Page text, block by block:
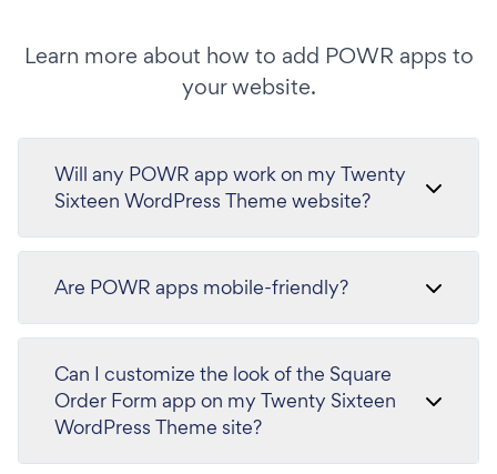
Learn more about how to add POWR apps to
your website.
Will any POWR app work on my Twenty
Sixteen WordPress Theme website?
Are POWR apps mobile-friendly?
Can I customize the look of the Square
Order Form app on my Twenty Sixteen
WordPress Theme site?